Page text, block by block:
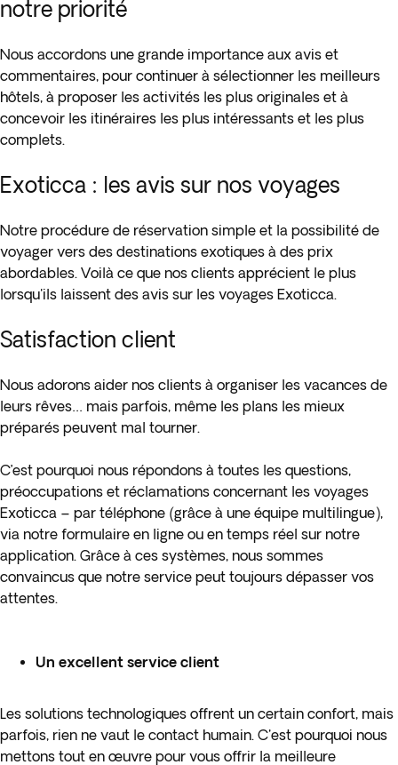
notre priorité
Nous accordons une grande importance aux avis et
commentaires, pour continuer à sélectionner les meilleurs
hôtels, à proposer les activités les plus originales et à
concevoir les itinéraires les plus intéressants et les plus
complets.
Exoticca : les avis sur nos voyages
Notre procédure de réservation simple et la possibilité de
voyager vers des destinations exotiques à des prix
abordables. Voilà ce que nos clients apprécient le plus
lorsqu'ils laissent des avis sur les voyages Exoticca.
Satisfaction client
Nous adorons aider nos clients à organiser les vacances de
leurs rêves… mais parfois, même les plans les mieux
préparés peuvent mal tourner.
C’est pourquoi nous répondons à toutes les questions,
préoccupations et réclamations concernant les voyages
Exoticca – par téléphone (grâce à une équipe multilingue),
via notre formulaire en ligne ou en temps réel sur notre
application. Grâce à ces systèmes, nous sommes
convaincus que notre service peut toujours dépasser vos
attentes.
Un excellent service client
Les solutions technologiques offrent un certain confort, mais
parfois, rien ne vaut le contact humain. C'est pourquoi nous
mettons tout en œuvre pour vous offrir la meilleure